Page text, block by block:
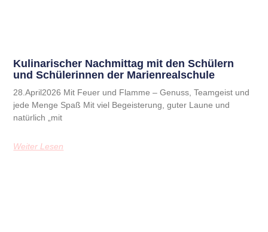
Kulinarischer Nachmittag mit den Schülern
und Schülerinnen der Marienrealschule
28.April2026 Mit Feuer und Flamme – Genuss, Teamgeist und
jede Menge Spaß Mit viel Begeisterung, guter Laune und
natürlich „mit
Weiter Lesen